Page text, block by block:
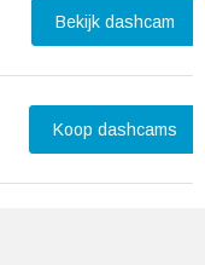
Bekijk dashcam
Koop dashcams